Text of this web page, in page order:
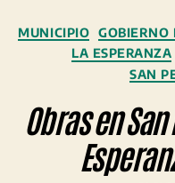
MUNICIPIO GOBIERNO
LA ESPERANZA
SAN
Obras en